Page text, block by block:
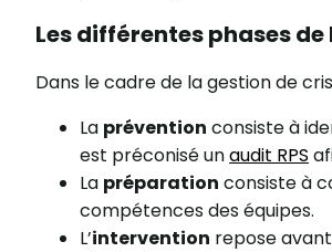
Les différentes phases
Dans le cadre de la gestion de
La prévention consiste à
est préconisé unaudit RPS
La préparation consiste à
compétences des équipes.
L’intervention repose